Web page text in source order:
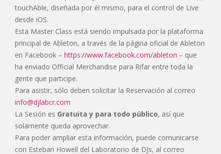
touchAble, diseñada por él mismo, para el control de Live
desde iOS.
Esta Master Class está siendo impulsada por la plataforma
principal de Ableton, a través de la página oficial de Ableton
en Facebook – https://www.facebook.com/ableton – que
ha enviado Official Merchandise para Rifar entre toda la
gente que participe.
Para asistir, sólo deben solicitar la Reservación al correo
info@djlabcr.com
La Sesión es Gratuita y para todo público, así que
solamente queda aprovechar.
Para poder ampliar esta información, puede comunicarse
con Esteban Howell del Laboratorio de DJs, al correo